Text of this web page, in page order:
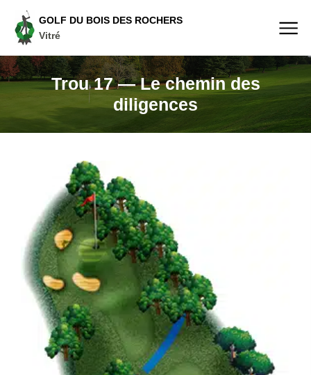
GOLF DU BOIS DES ROCHERS
Vitré
Trou 17 — Le chemin des
diligences